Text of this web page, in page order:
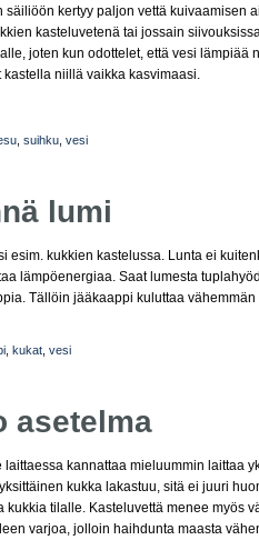
säiliöön kertyy paljon vettä kuivaamisen
kasteluvetenä tai jossain
joten kun odottelet, että vesi lämpiää
kastella niillä vaikka kasvimaasi.
suihku vesi
lumi
esim. kukkien kastelussa. Lunta ei
lämpöenergiaa. Saat lumesta
Tällöin jääkaappi kuluttaa
kukat vesi
asetelma
laittaessa kannattaa mieluummin laittaa
kukka lakastuu, sitä ei juuri
kukkia tilalle. Kasteluvettä menee myös
varjoa, jolloin haihdunta maasta